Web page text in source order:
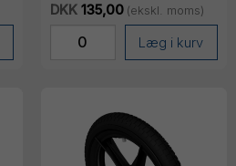
DKK 135,00 (ekskl. moms)
Læg i kurv